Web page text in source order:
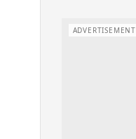
ADVERTISEMENT